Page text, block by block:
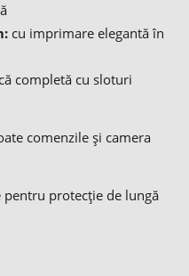
cu imprimare elegantă în
completă cu sloturi
comenzile și camera
protecție de lungă